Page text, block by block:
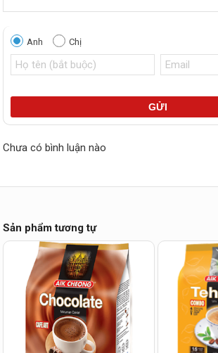
Anh Chị
GỬI
Chưa có bình luận nào
Sản phẩm tương tự